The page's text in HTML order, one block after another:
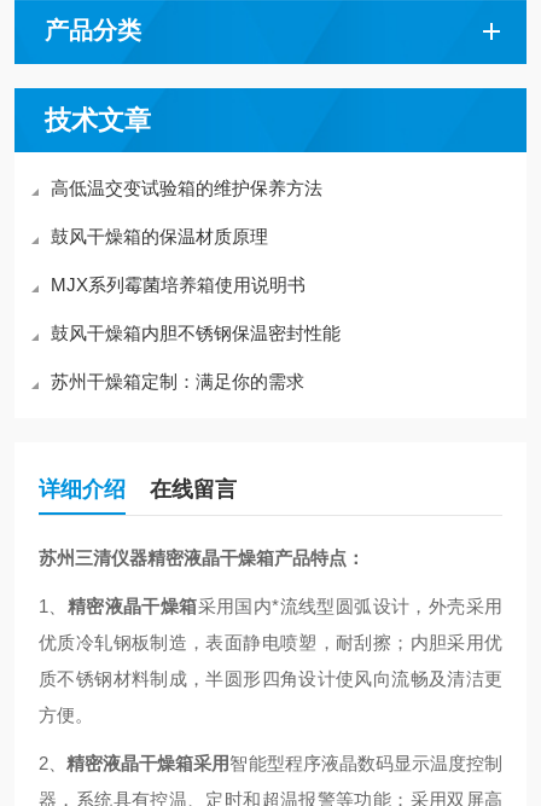
产品分类
技术文章
高低温交变试验箱的维护保养方法
鼓风干燥箱的保温材质原理
MJX系列霉菌培养箱使用说明书
鼓风干燥箱内胆不锈钢保温密封性能
苏州干燥箱定制：满足你的需求
详细介绍 在线留言
苏州三清仪器精密液晶干燥箱产品特点：
1、 精密液晶干燥箱采用国内*流线型圆弧设计，外壳采用
优质冷轧钢板制造，表面静电喷塑，耐刮擦；内胆采用优
质不锈钢材料制成，半圆形四角设计使风向流畅及清洁更
方便。
2、精密液晶干燥箱采用智能型程序液晶数码显示温度控制
器 ，系统具有控温、定时和超温报警等功能；采用双屏高